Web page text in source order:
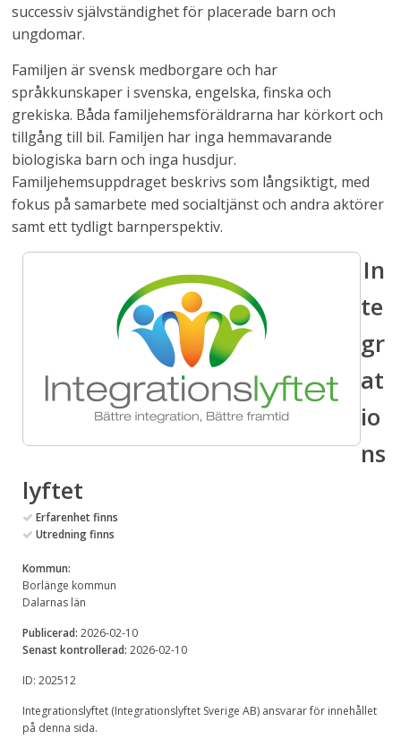
successiv självständighet för placerade barn och
ungdomar.
Familjen är svensk medborgare och har
språkkunskaper i svenska, engelska, finska och
grekiska. Båda familjehemsföräldrarna har körkort och
tillgång till bil. Familjen har inga hemmavarande
biologiska barn och inga husdjur.
Familjehemsuppdraget beskrivs som långsiktigt, med
fokus på samarbete med socialtjänst och andra aktörer
samt ett tydligt barnperspektiv.
In
te
gr
at
io
ns
lyftet
Erfarenhet finns
Utredning finns
Kommun:
Borlänge kommun
Dalarnas län
Publicerad: 2026-02-10
Senast kontrollerad: 2026-02-10
ID: 202512
Integrationslyftet (Integrationslyftet Sverige AB) ansvarar för innehållet
på denna sida.